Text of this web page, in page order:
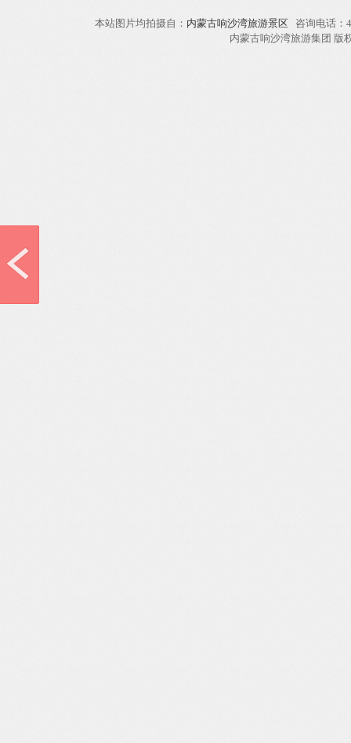
本站图片均拍摄自： 内蒙古响沙湾旅游景区 咨询电话
内蒙古响沙湾旅游集团